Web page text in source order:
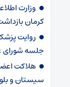
کرمان
روایت
جلسه شورای
هلاکت
سیستان و